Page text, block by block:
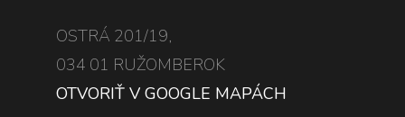
OSTRÁ 201/19,
034 01 RUŽOMBEROK
OTVORIŤ V GOOGLE MAPÁCH